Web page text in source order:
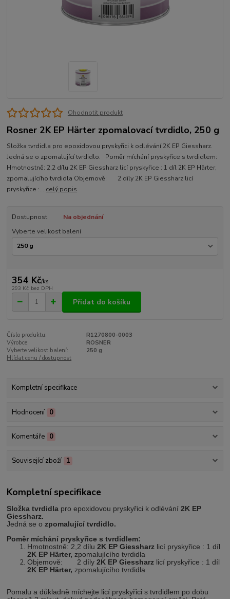
Ohodnotit produkt
Rosner 2K EP Härter zpomalovací tvrdidlo, 250 g
Složka tvrdidla pro epoxidovou pryskyřici k odlévání 2K EP Giessharz.
Jedná se o zpomalující tvrdidlo. Poměr míchání pryskyřice s tvrdidlem:
Hmotnostně: 2,2 dílu 2K EP Giessharz licí pryskyřice : 1 díl 2K EP Härter,
zpomalujícího tvrdidla Objemově: 2 díly 2K EP Giessharz licí
pryskyřice :... celý popis
Dostupnost
Na objednání
Vyberte velikost balení
354 Kč/ks
293 Kč bez DPH
Přidat do košíku
Číslo produktu:
R1270800-0003
Výrobce:
ROSNER
Vyberte velikost balení:
250 g
Hlídat cenu / dostupnost
Kompletní specifikace
Hodnocení 0
Komentáře 0
Související zboží 1
Kompletní specifikace
Složka tvrdidla pro epoxidovou pryskyřici k odlévání2K EP
Giessharz.
Jedná se ozpomalující tvrdidlo.
Poměr míchání pryskyřice s tvrdidlem:
Hmotnostně: 2,2 dílu2K EPGiessharz licí pryskyřice : 1 díl
2K EP Härter, zpomalujícího tvrdidla
Objemově: 2 díly2K EPGiessharz licí pryskyřice : 1 díl
2K EP Härter, zpomalujícího tvrdidla
Pomalu a důkladně míchejte licí pryskyřici s tvrdidlem po dobu